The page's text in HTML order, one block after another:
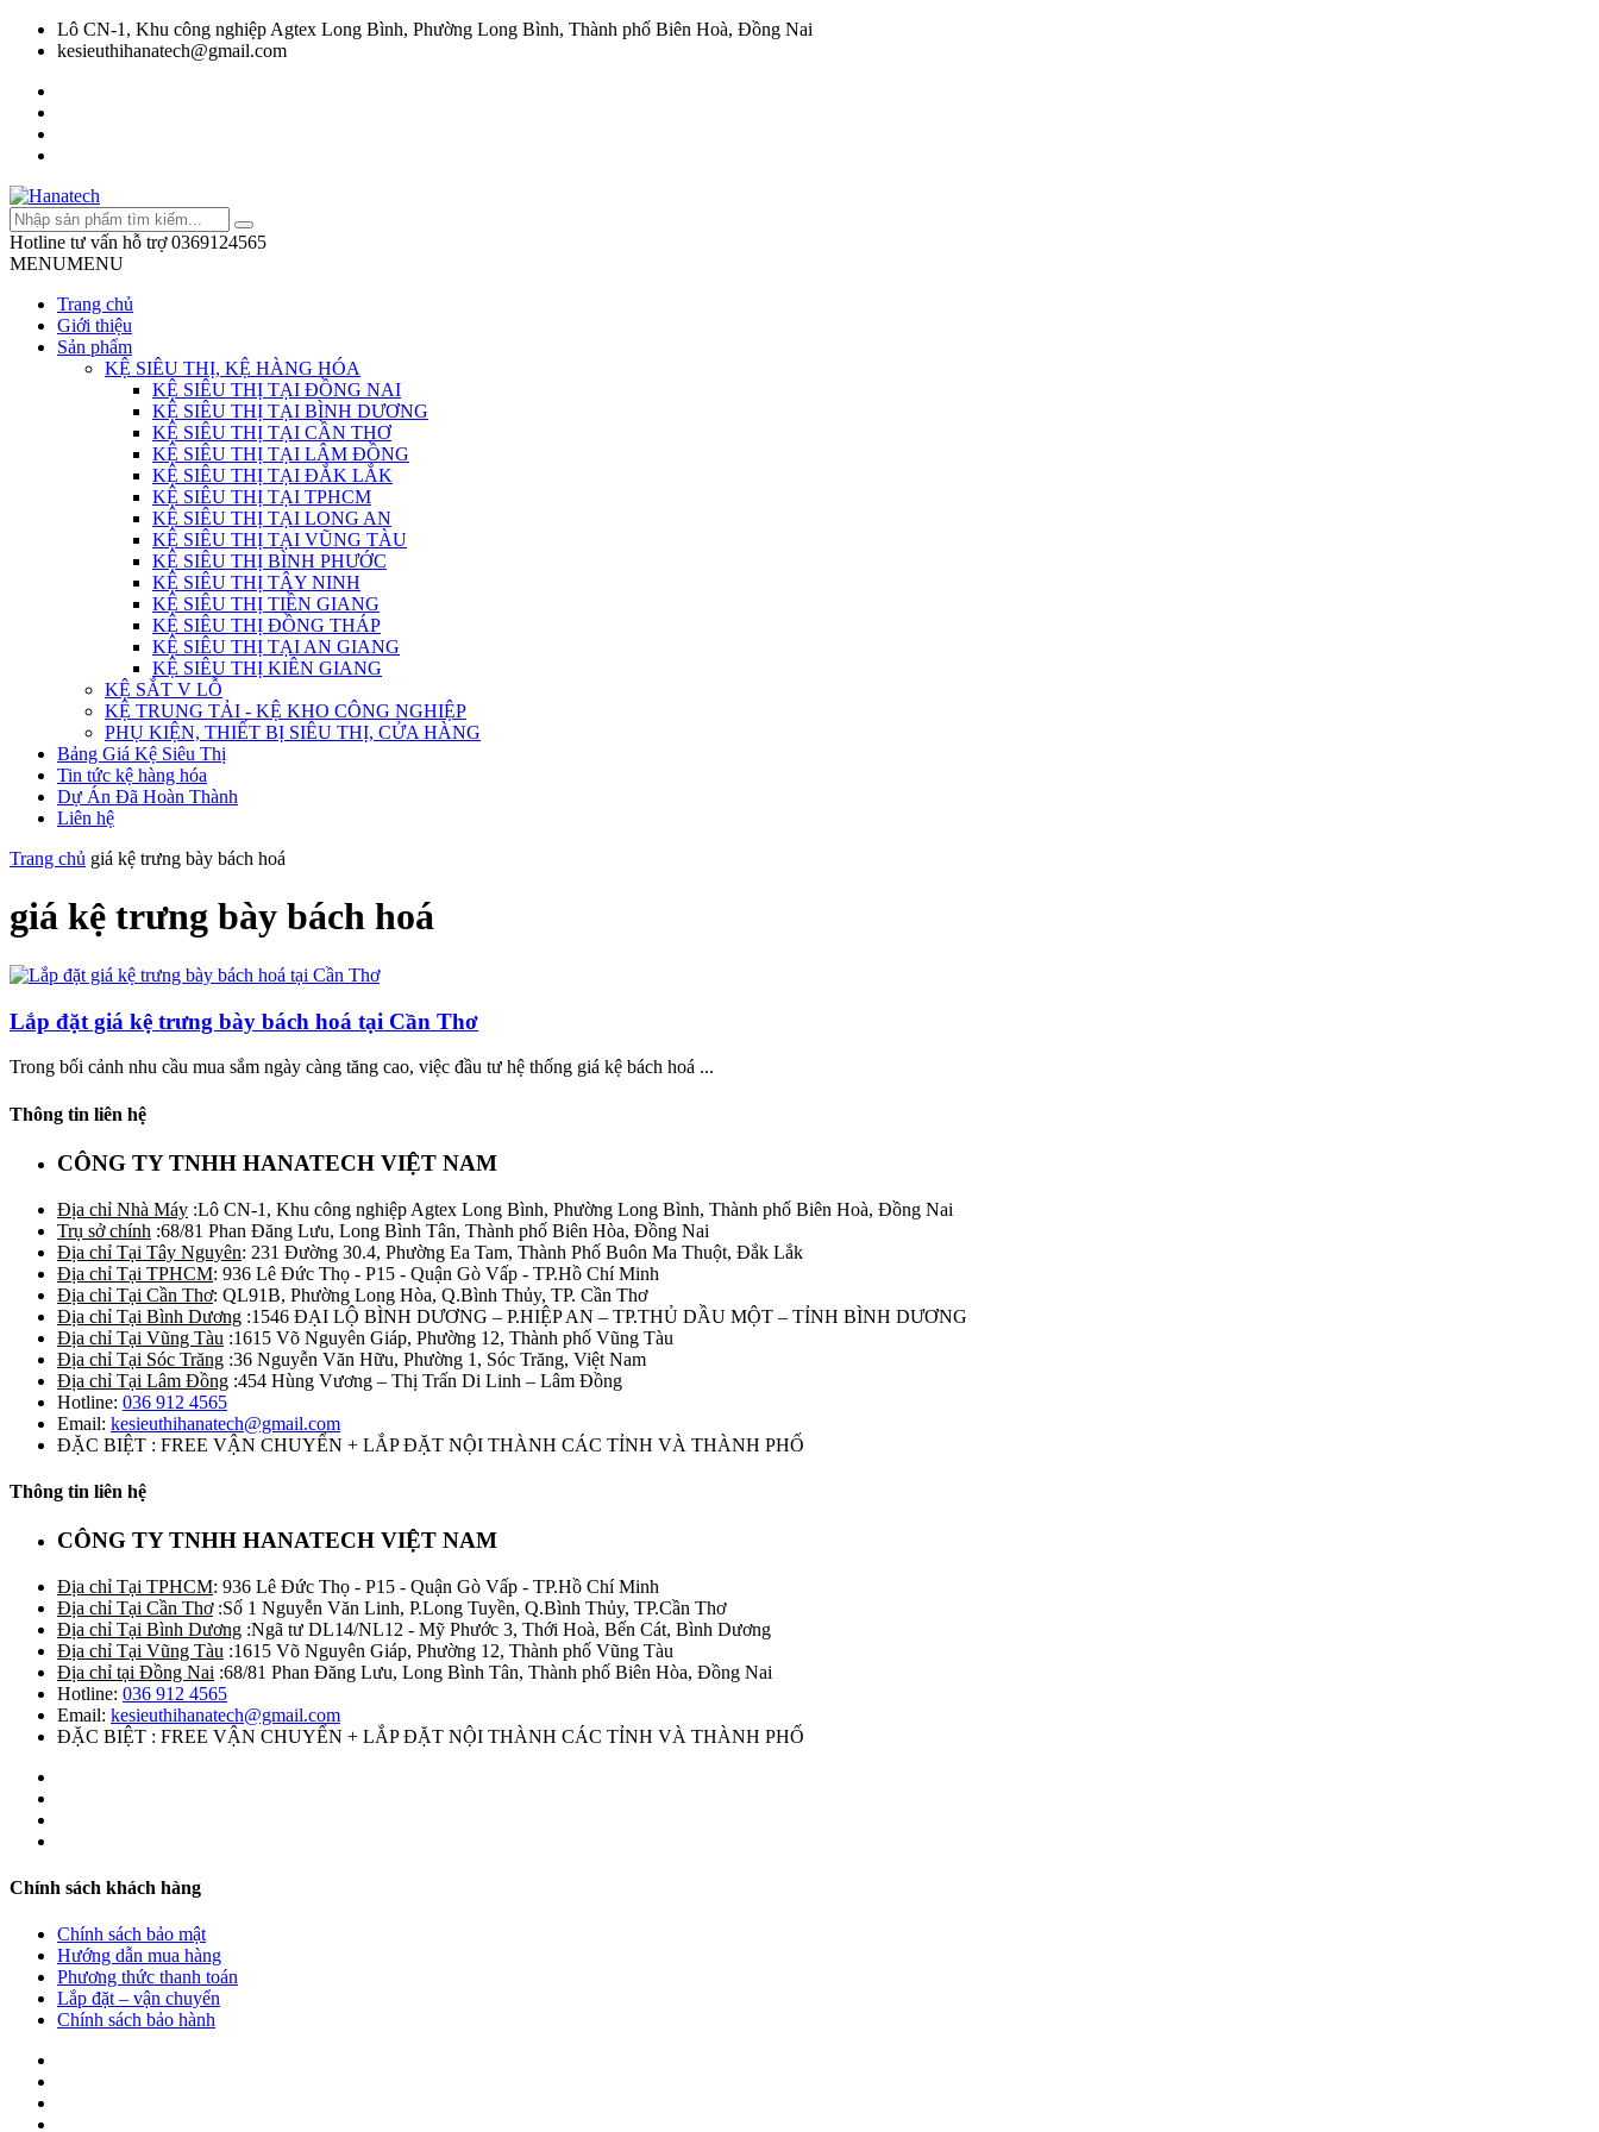
Lô CN-1, Khu công nghiệp Agtex Long Bình, Phường Long Bình, Thành phố Biên Hoà, Đồng Nai
kesieuthihanatech@gmail.com
Hotline tư vấn hỗ trợ 0369124565
MENUMENU
Trang chủ
Giới thiệu
Sản phẩm
KỆ SIÊU THỊ, KỆ HÀNG HÓA
KỆ SIÊU THỊ TẠI ĐỒNG NAI
KỆ SIÊU THỊ TẠI BÌNH DƯƠNG
KỆ SIÊU THỊ TẠI CẦN THƠ
KỆ SIÊU THỊ TẠI LÂM ĐỒNG
KỆ SIÊU THỊ TẠI ĐẮK LẮK
KỆ SIÊU THỊ TẠI TPHCM
KỆ SIÊU THỊ TẠI LONG AN
KỆ SIÊU THỊ TẠI VŨNG TÀU
KỆ SIÊU THỊ BÌNH PHƯỚC
KỆ SIÊU THỊ TÂY NINH
KỆ SIÊU THỊ TIỀN GIANG
KỆ SIÊU THỊ ĐỒNG THÁP
KỆ SIÊU THỊ TẠI AN GIANG
KỆ SIÊU THỊ KIÊN GIANG
KỆ SẮT V LỖ
KỆ TRUNG TẢI - KỆ KHO CÔNG NGHIỆP
PHỤ KIỆN, THIẾT BỊ SIÊU THỊ, CỬA HÀNG
Bảng Giá Kệ Siêu Thị
Tin tức kệ hàng hóa
Dự Án Đã Hoàn Thành
Liên hệ
Trang chủ giá kệ trưng bày bách hoá
giá kệ trưng bày bách hoá
Lắp đặt giá kệ trưng bày bách hoá tại Cần Thơ
Trong bối cảnh nhu cầu mua sắm ngày càng tăng cao, việc đầu tư hệ thống giá kệ bách hoá ...
Thông tin liên hệ
CÔNG TY TNHH HANATECH VIỆT NAM
Địa chỉ Nhà Máy :Lô CN-1, Khu công nghiệp Agtex Long Bình, Phường Long Bình, Thành phố Biên Hoà, Đồng Nai
Trụ sở chính :68/81 Phan Đăng Lưu, Long Bình Tân, Thành phố Biên Hòa, Đồng Nai
Địa chỉ Tại Tây Nguyên: 231 Đường 30.4, Phường Ea Tam, Thành Phố Buôn Ma Thuột, Đắk Lắk
Địa chỉ Tại TPHCM: 936 Lê Đức Thọ - P15 - Quận Gò Vấp - TP.Hồ Chí Minh
Địa chỉ Tại Cần Thơ: QL91B, Phường Long Hòa, Q.Bình Thủy, TP. Cần Thơ
Địa chỉ Tại Bình Dương :1546 ĐẠI LỘ BÌNH DƯƠNG – P.HIỆP AN – TP.THỦ DẦU MỘT – TỈNH BÌNH DƯƠNG
Địa chỉ Tại Vũng Tàu :1615 Võ Nguyên Giáp, Phường 12, Thành phố Vũng Tàu
Địa chỉ Tại Sóc Trăng :36 Nguyễn Văn Hữu, Phường 1, Sóc Trăng, Việt Nam
Địa chỉ Tại Lâm Đồng :454 Hùng Vương – Thị Trấn Di Linh – Lâm Đồng
Hotline: 036 912 4565
Email: kesieuthihanatech@gmail.com
ĐẶC BIỆT : FREE VẬN CHUYỂN + LẮP ĐẶT NỘI THÀNH CÁC TỈNH VÀ THÀNH PHỐ
Thông tin liên hệ
CÔNG TY TNHH HANATECH VIỆT NAM
Địa chỉ Tại TPHCM: 936 Lê Đức Thọ - P15 - Quận Gò Vấp - TP.Hồ Chí Minh
Địa chỉ Tại Cần Thơ:Số 1 Nguyễn Văn Linh, P.Long Tuyền, Q.Bình Thủy, TP.Cần Thơ
Địa chỉ Tại Bình Dương :Ngã tư DL14/NL12 - Mỹ Phước 3, Thới Hoà, Bến Cát, Bình Dương
Địa chỉ Tại Vũng Tàu :1615 Võ Nguyên Giáp, Phường 12, Thành phố Vũng Tàu
Địa chỉ tại Đồng Nai :68/81 Phan Đăng Lưu, Long Bình Tân, Thành phố Biên Hòa, Đồng Nai
Hotline: 036 912 4565
Email: kesieuthihanatech@gmail.com
ĐẶC BIỆT : FREE VẬN CHUYỂN + LẮP ĐẶT NỘI THÀNH CÁC TỈNH VÀ THÀNH PHỐ
Chính sách khách hàng
Chính sách bảo mật
Hướng dẫn mua hàng
Phương thức thanh toán
Lắp đặt – vận chuyển
Chính sách bảo hành